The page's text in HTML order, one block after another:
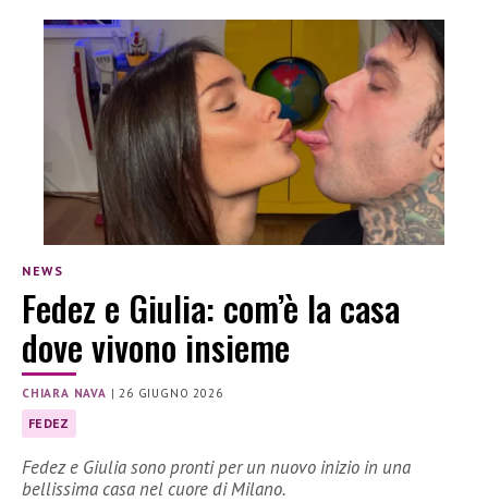
NEWS
Fedez e Giulia: com’è la casa
dove vivono insieme
CHIARA NAVA |26 GIUGNO 2026
FEDEZ
Fedez e Giulia sono pronti per un nuovo inizio in una
bellissima casa nel cuore di Milano.